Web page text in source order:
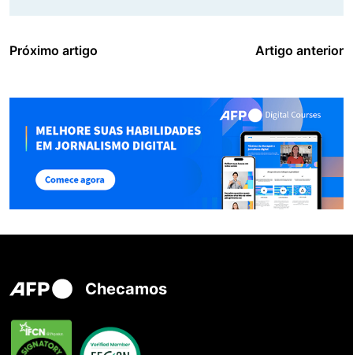
Próximo artigo Artigo anterior
Checamos